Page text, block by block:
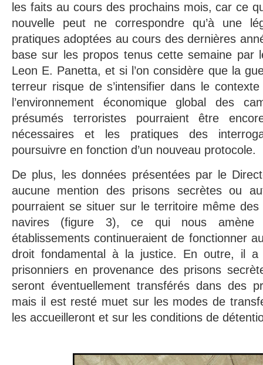
les faits au cours des prochains mois, car ce
nouvelle peut ne correspondre qu’à une
pratiques adoptées au cours des dernières
base sur les propos tenus cette semaine par
Leon E. Panetta, et si l’on considère que la
terreur risque de s’intensifier dans le
l’environnement économique global des
présumés terroristes pourraient être
nécessaires et les pratiques des
poursuivre en fonction d’un nouveau protocole.
De plus, les données présentées par le
aucune mention des prisons secrètes ou
pourraient se situer sur le territoire même
navires (figure 3), ce qui nous
établissements continueraient de fonctionner
droit fondamental à la justice. En outre, il
prisonniers en provenance des prisons
seront éventuellement transférés dans des
mais il est resté muet sur les modes de
les accueilleront et sur les conditions de